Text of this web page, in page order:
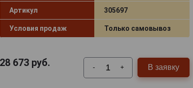
Артикул 305697
Условия продаж Только самовывоз
28 673руб. - + В заявку